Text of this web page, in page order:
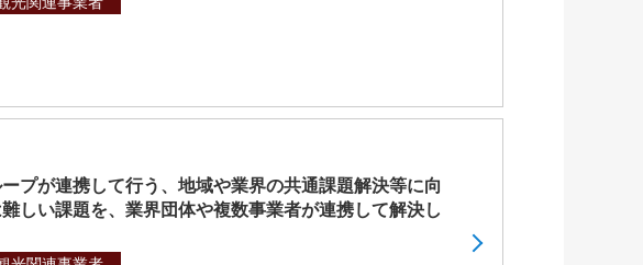
プが連携して行う、地域や業界の共通課題解決等に向
しい課題を、業界団体や複数事業者が連携して解決し